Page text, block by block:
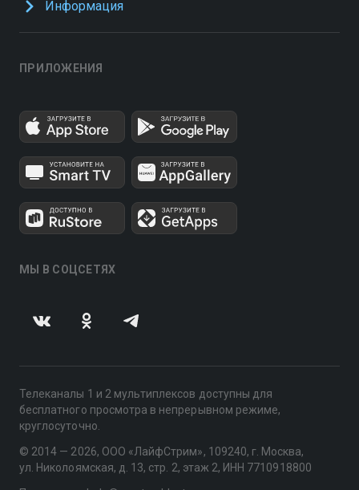
Информация
ПРИЛОЖЕНИЯ
МЫ В СОЦСЕТЯХ
Телеканалы 1 и 2 мультиплексов доступны для
бесплатного просмотра в непрерывном режиме,
круглосуточно.
© 2014 — 2026, ООО «ЛайфСтрим», 109240, г. Москва,
ул. Николоямская, д. 13, стр. 2, этаж 2, ИНН 7710918800